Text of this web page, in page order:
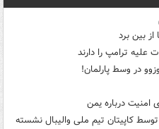
بین برد
علیه ترامپ را دارند
در وسط پارلمان!
امنیت درباره یمن
کاپیتان تیم ملی والیبال نشسته